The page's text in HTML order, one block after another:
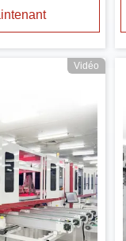
Vidéo